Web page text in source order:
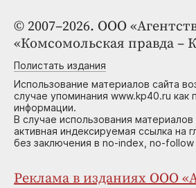
© 2007–2026. ООО
«Комсомольская правда –
Полистать издания
Использование материалов сайта
случае упоминания www.kp40.ru как
информации.
В случае использования материалов
активная индексируемая ссылка на
без заключения в no-index, no-follow
Реклама в изданиях ООО